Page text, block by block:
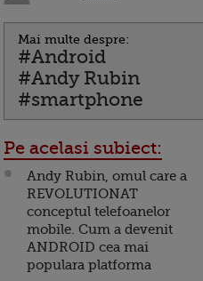
Mai multe despre:
#Android
#Andy Rubin
#smartphone
Pe acelasi subiect:
Andy Rubin, omul care a
REVOLUTIONAT
conceptul telefoanelor
mobile. Cum a devenit
ANDROID cea mai
populara platforma